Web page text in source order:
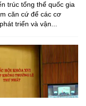
trúc tổng thể quốc gia
căn cứ để các cơ
triển và vận...